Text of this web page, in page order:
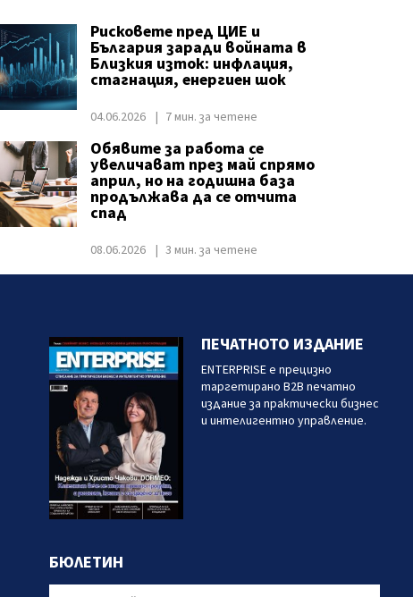
Рисковете пред ЦИЕ и
България заради войната в
Близкия изток: инфлация,
стагнация, енергиен шок
04.06.2026 7 мин. за четене
Обявите за работа се
увеличават през май спрямо
април, но на годишна база
продължава да се отчита
спад
08.06.2026 3 мин. за четене
ПЕЧАТНОТО ИЗДАНИЕ
ENTERPRISE е прецизно
таргетирано B2B печатно
издание за практически бизнес
и интелигентно управление.
БЮЛЕТИН